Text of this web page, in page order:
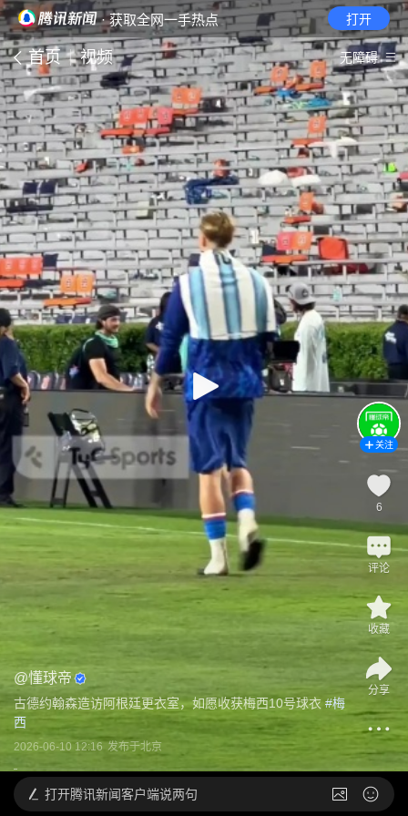
· 获取全网一手热点 打开
首页 视频 无障碍
@懂球帝
古德约翰森造访阿根廷更衣室，如愿收获梅西10号球衣 #梅
西
2026-06-10 12:16 发布于北京
关注
6
评论
收藏
分享
打开腾讯新闻客户端说两句